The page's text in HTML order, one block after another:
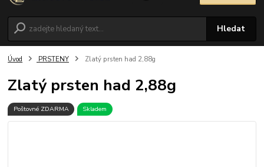
Hledat
Úvod PRSTENY Zlatý prsten had 2,88g
Zlatý prsten had 2,88g
Poštovné ZDARMA Skladem